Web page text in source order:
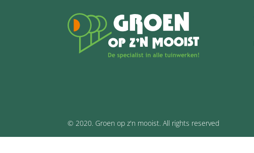
© 2020. Groen op z'n mooist. All rights reserved